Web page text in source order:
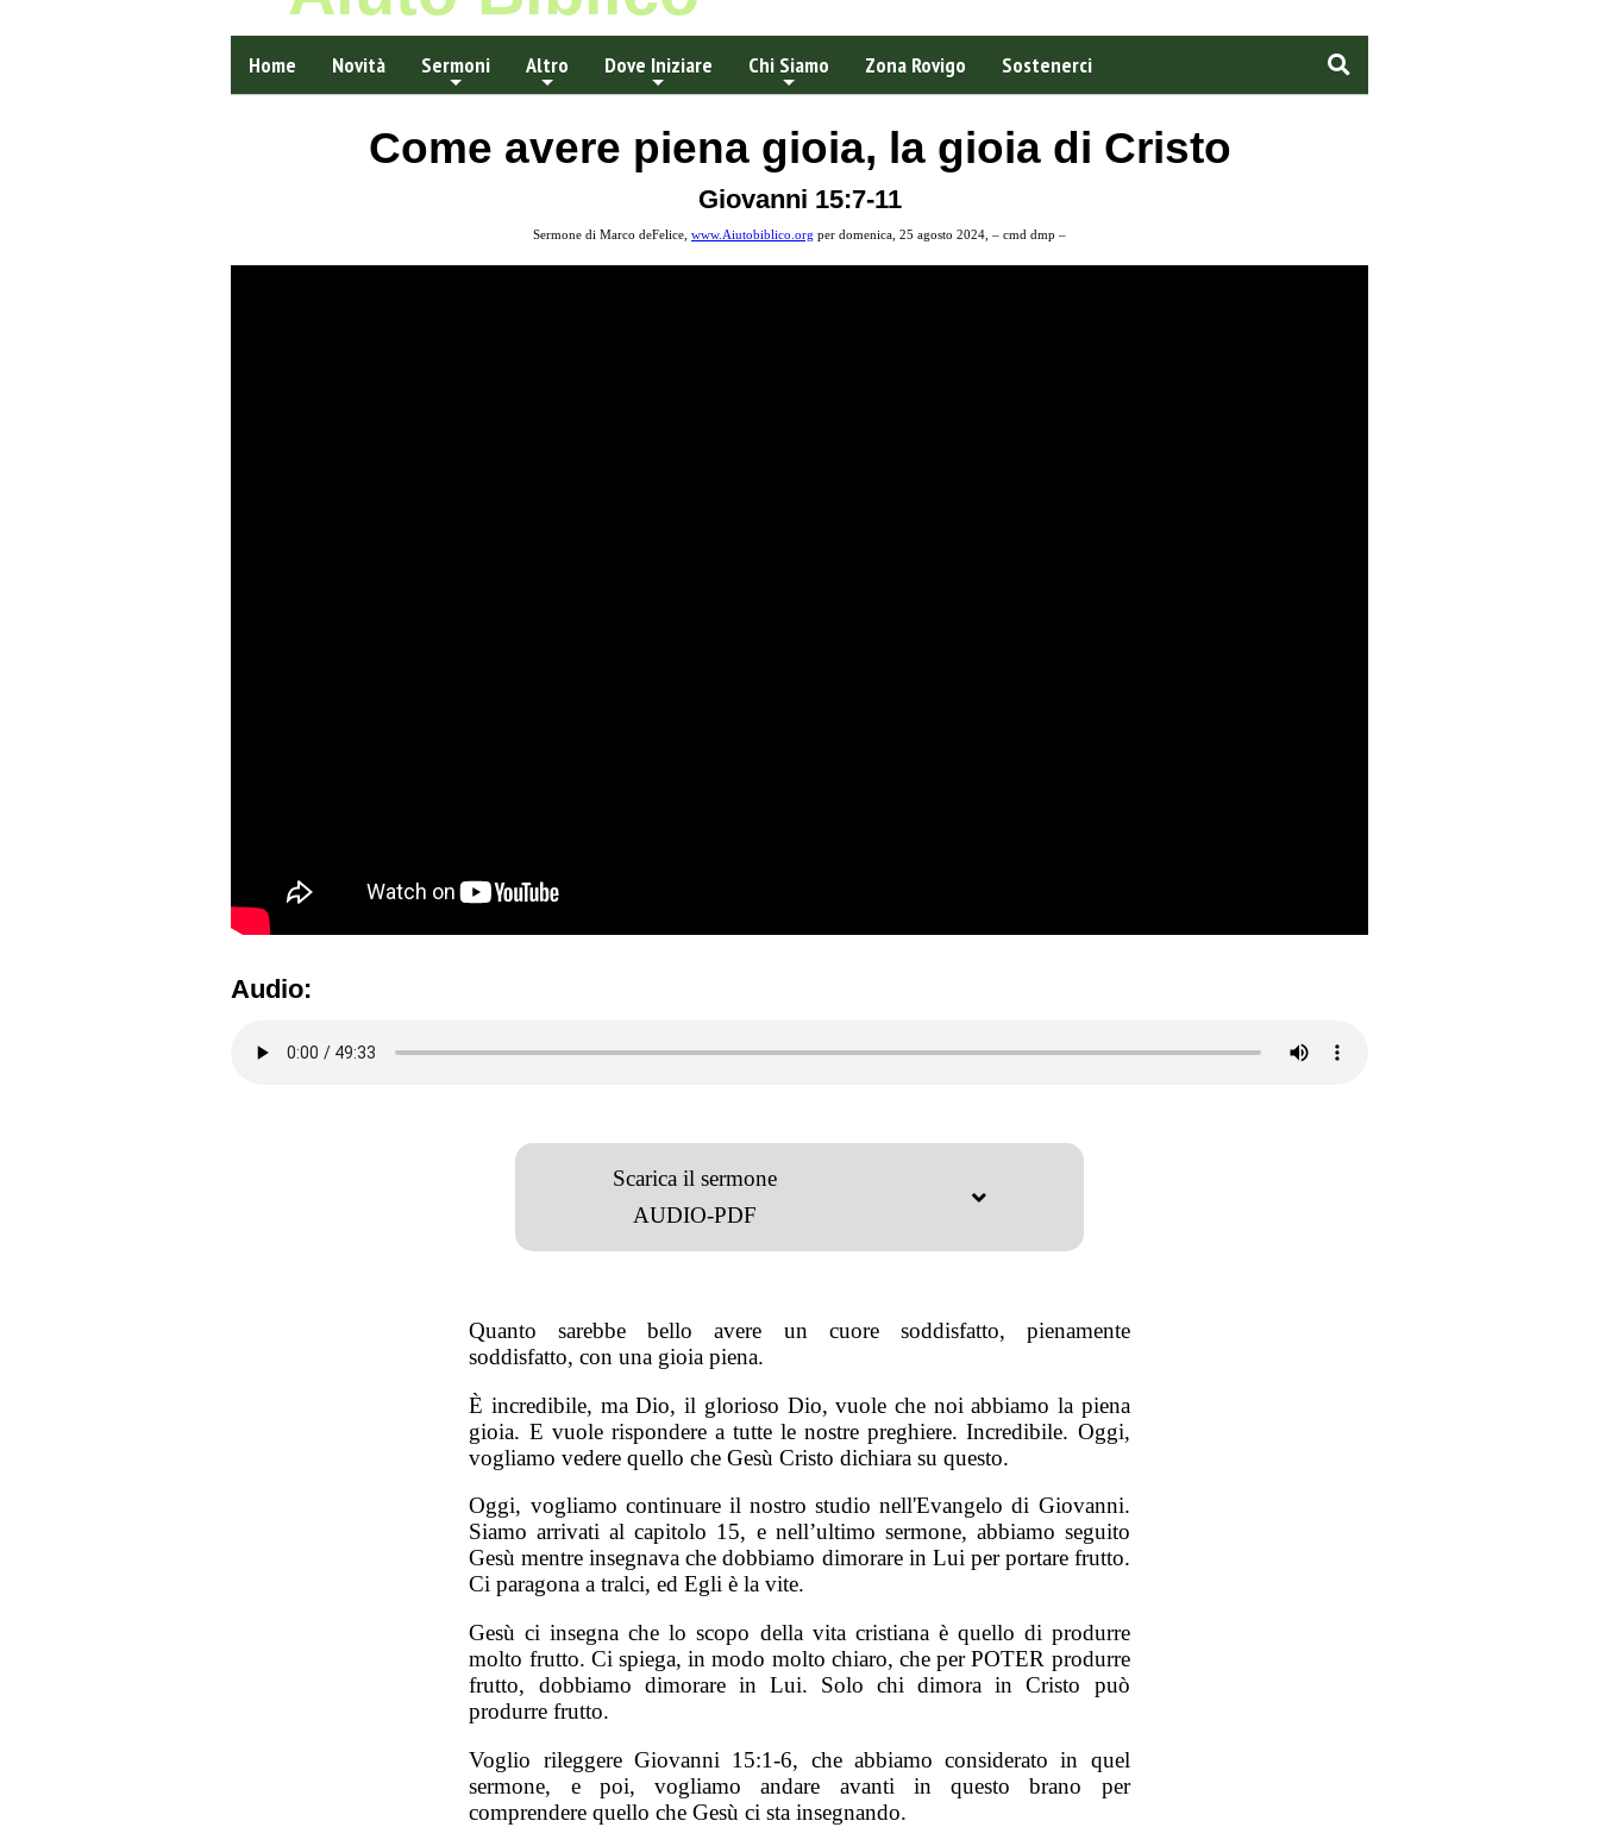
Home Novità Sermoni Altro Dove Iniziare Chi Siamo Zona Rovigo Sostenerci
Come avere piena gioia, la gioia di Cristo
Giovanni 15:7-11
Sermone di Marco deFelice, www.Aiutobiblico.org per domenica, 25 agosto 2024, – cmd dmp –
Audio:
Scarica il sermone
AUDIO-PDF
Quanto sarebbe bello avere un cuore soddisfatto, pienamente
soddisfatto, con una gioia piena.
È incredibile, ma Dio, il glorioso Dio, vuole che noi abbiamo la piena
gioia. E vuole rispondere a tutte le nostre preghiere. Incredibile. Oggi,
vogliamo vedere quello che Gesù Cristo dichiara su questo.
Oggi, vogliamo continuare il nostro studio nell'Evangelo di Giovanni.
Siamo arrivati al capitolo 15, e nell’ultimo sermone, abbiamo seguito
Gesù mentre insegnava che dobbiamo dimorare in Lui per portare frutto.
Ci paragona a tralci, ed Egli è la vite.
Gesù ci insegna che lo scopo della vita cristiana è quello di produrre
molto frutto. Ci spiega, in modo molto chiaro, che per POTER produrre
frutto, dobbiamo dimorare in Lui. Solo chi dimora in Cristo può
produrre frutto.
Voglio rileggere Giovanni 15:1-6, che abbiamo considerato in quel
sermone, e poi, vogliamo andare avanti in questo brano per
comprendere quello che Gesù ci sta insegnando.